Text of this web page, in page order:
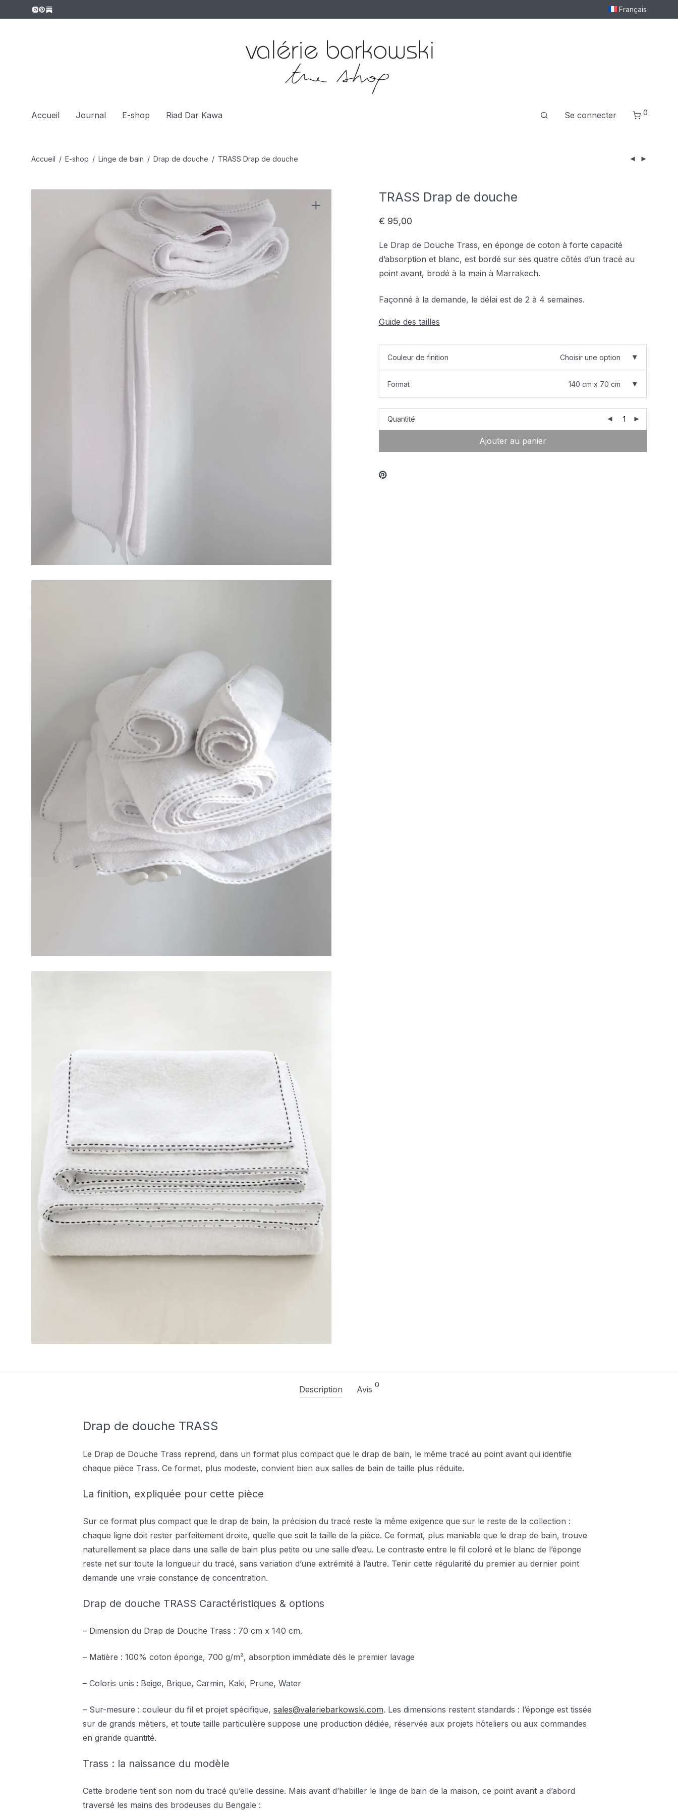
Français
Accueil Journal E-shop Riad Dar Kawa Se connecter 0
Accueil / E-shop / Linge de bain / Drap de douche / TRASS Drap de douche
TRASS Drap de douche
€ 95,00
Le Drap de Douche Trass, en éponge de coton à forte capacité
d’absorption et blanc, est bordé sur ses quatre côtés d’un tracé au
point avant, brodé à la main à Marrakech.
Façonné à la demande, le délai est de 2 à 4 semaines.
Guide des tailles
Couleur de finition Choisir une option
Format 140 cm x 70 cm
Quantité
Ajouter au panier
Description Avis 0
Drap de douche TRASS
Le Drap de Douche Trass reprend, dans un format plus compact que le drap de bain, le même tracé au point avant qui identifie
chaque pièce Trass. Ce format, plus modeste, convient bien aux salles de bain de taille plus réduite.
La finition, expliquée pour cette pièce
Sur ce format plus compact que le drap de bain, la précision du tracé reste la même exigence que sur le reste de la collection :
chaque ligne doit rester parfaitement droite, quelle que soit la taille de la pièce. Ce format, plus maniable que le drap de bain, trouve
naturellement sa place dans une salle de bain plus petite ou une salle d’eau. Le contraste entre le fil coloré et le blanc de l’éponge
reste net sur toute la longueur du tracé, sans variation d’une extrémité à l’autre. Tenir cette régularité du premier au dernier point
demande une vraie constance de concentration.
Drap de douche TRASS Caractéristiques & options
– Dimension du Drap de Douche Trass : 70 cm x 140 cm.
– Matière : 100% coton éponge, 700 g/m², absorption immédiate dès le premier lavage
– Coloris unis : Beige, Brique, Carmin, Kaki, Prune, Water
– Sur-mesure : couleur du fil et projet spécifique, sales@valeriebarkowski.com. Les dimensions restent standards : l’éponge est tissée
sur de grands métiers, et toute taille particulière suppose une production dédiée, réservée aux projets hôteliers ou aux commandes
en grande quantité.
Trass : la naissance du modèle
Cette broderie tient son nom du tracé qu’elle dessine. Mais avant d’habiller le linge de bain de la maison, ce point avant a d’abord
traversé les mains des brodeuses du Bengale :